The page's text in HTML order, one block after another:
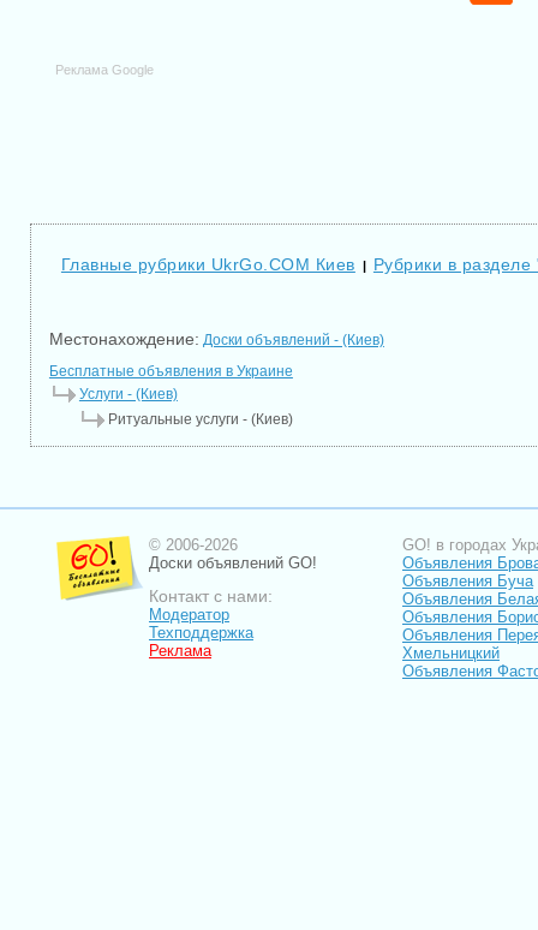
Реклама Google
Главные рубрики UkrGo.COM Киев | Рубрики в разделе
Местонахождение: Доски объявлений - (Киев)
Бесплатные объявления в Украине
Услуги - (Киев)
Ритуальные услуги - (Киев)
© 2006-2026
Доски объявлений GO!
Контакт с нами:
Модератор
Техподдержка
Реклама
GO! в городах
Объявления
Объявления Буча
Объявления
Объявления
Объявления
Хмельницкий
Объявления